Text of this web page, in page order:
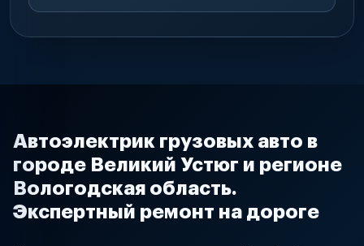
Автоэлектрик грузовых авто в
городе Великий Устюг и регионе
Вологодская область.
Экспертный ремонт на дороге